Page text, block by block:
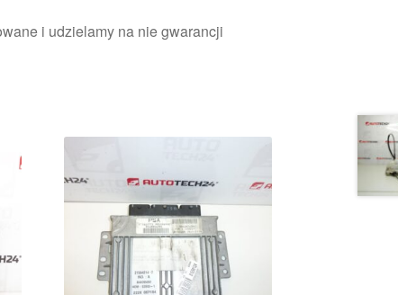
i udzielamy na nie gwarancji